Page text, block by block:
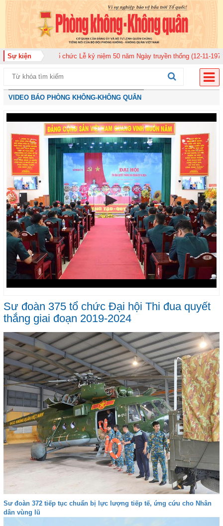
Sự kiện
tổ chức Lễ kỷ niệm 50 năm Ngày truyền thống (12-11-1975/12-11-2025)
VIDEO BÁO PHÒNG KHÔNG-KHÔNG QUÂN
Sư đoàn 375 tổ chức Đại hội Thi đua quyết
thắng giai đoạn 2019-2024
Sư đoàn 372 tiếp tục chuẩn bị lực lượng tiếp tế, ứng cứu cho Nhân
dân vùng lũ